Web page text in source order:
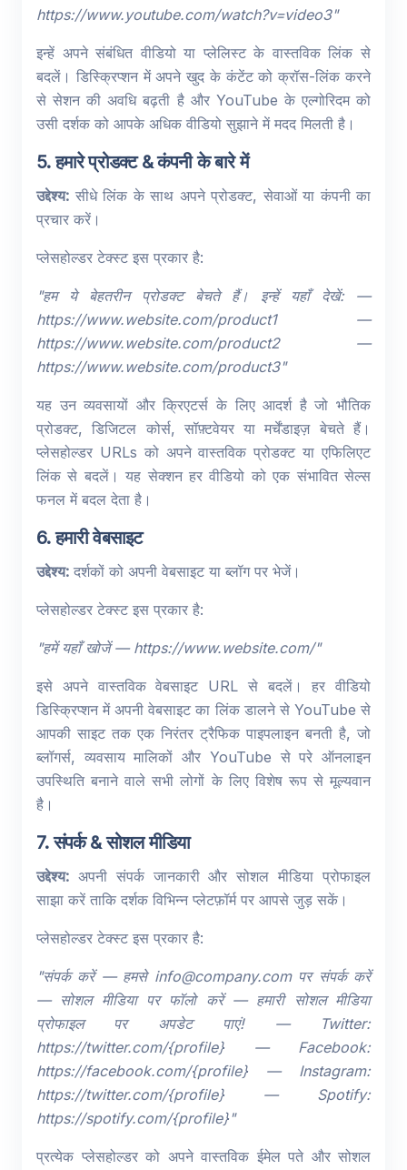
https://www.youtube.com/watch?v=video3"
इन्हें अपने संबंधित वीडियो या प्लेलिस्ट के वास्तविक लिंक से
बदलें। डिस्क्रिप्शन में अपने खुद के कंटेंट को क्रॉस-लिंक करने
से सेशन की अवधि बढ़ती है और YouTube के एल्गोरिदम को
उसी दर्शक को आपके अधिक वीडियो सुझाने में मदद मिलती है।
5. हमारे प्रोडक्ट & कंपनी के बारे में
उद्देश्य: सीधे लिंक के साथ अपने प्रोडक्ट, सेवाओं या कंपनी का
प्रचार करें।
प्लेसहोल्डर टेक्स्ट इस प्रकार है:
"हम ये बेहतरीन प्रोडक्ट बेचते हैं। इन्हें यहाँ देखें: —
https://www.website.com/product1 —
https://www.website.com/product2 —
https://www.website.com/product3"
यह उन व्यवसायों और क्रिएटर्स के लिए आदर्श है जो भौतिक
प्रोडक्ट, डिजिटल कोर्स, सॉफ़्टवेयर या मर्चेंडाइज़ बेचते हैं।
प्लेसहोल्डर URLs को अपने वास्तविक प्रोडक्ट या एफिलिएट
लिंक से बदलें। यह सेक्शन हर वीडियो को एक संभावित सेल्स
फनल में बदल देता है।
6. हमारी वेबसाइट
उद्देश्य: दर्शकों को अपनी वेबसाइट या ब्लॉग पर भेजें।
प्लेसहोल्डर टेक्स्ट इस प्रकार है:
"हमें यहाँ खोजें — https://www.website.com/"
इसे अपने वास्तविक वेबसाइट URL से बदलें। हर वीडियो
डिस्क्रिप्शन में अपनी वेबसाइट का लिंक डालने से YouTube से
आपकी साइट तक एक निरंतर ट्रैफिक पाइपलाइन बनती है, जो
ब्लॉगर्स, व्यवसाय मालिकों और YouTube से परे ऑनलाइन
उपस्थिति बनाने वाले सभी लोगों के लिए विशेष रूप से मूल्यवान
है।
7. संपर्क & सोशल मीडिया
उद्देश्य: अपनी संपर्क जानकारी और सोशल मीडिया प्रोफाइल
साझा करें ताकि दर्शक विभिन्न प्लेटफ़ॉर्म पर आपसे जुड़ सकें।
प्लेसहोल्डर टेक्स्ट इस प्रकार है:
"संपर्क करें — हमसे info@company.com पर संपर्क करें
— सोशल मीडिया पर फॉलो करें — हमारी सोशल मीडिया
प्रोफाइल पर अपडेट पाएं! — Twitter:
https://twitter.com/{profile} — Facebook:
https://facebook.com/{profile} — Instagram:
https://twitter.com/{profile} — Spotify:
https://spotify.com/{profile}"
प्रत्येक प्लेसहोल्डर को अपने वास्तविक ईमेल पते और सोशल